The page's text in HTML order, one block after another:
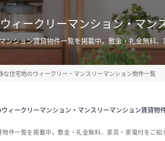
ィークリーマンション・マン
ション賃貸物件一覧を掲載中。敷金・礼金無料
な住宅地のウィークリー・マンスリーマンション物件一覧
ィークリーマンション・マンスリーマンション賃貸物
件一覧を掲載中。敷金・礼金無料、家具・家電付をご紹